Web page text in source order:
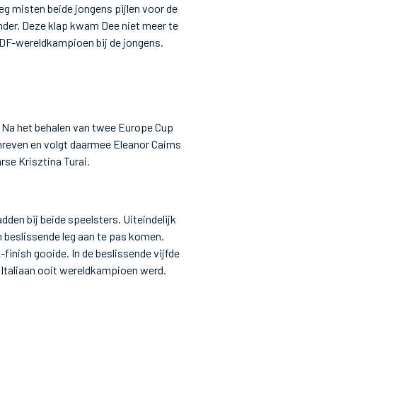
misten beide jongens pijlen voor de
Deze klap kwam Dee niet meer te
wereldkampioen bij de jongens.
het behalen van twee Europe Cup
en volgt daarmee Eleanor Cairns
Krisztina Turai.
bij beide speelsters. Uiteindelijk
leg aan te pas komen.
finish gooide. In de beslissende vijfde
ooit wereldkampioen werd.